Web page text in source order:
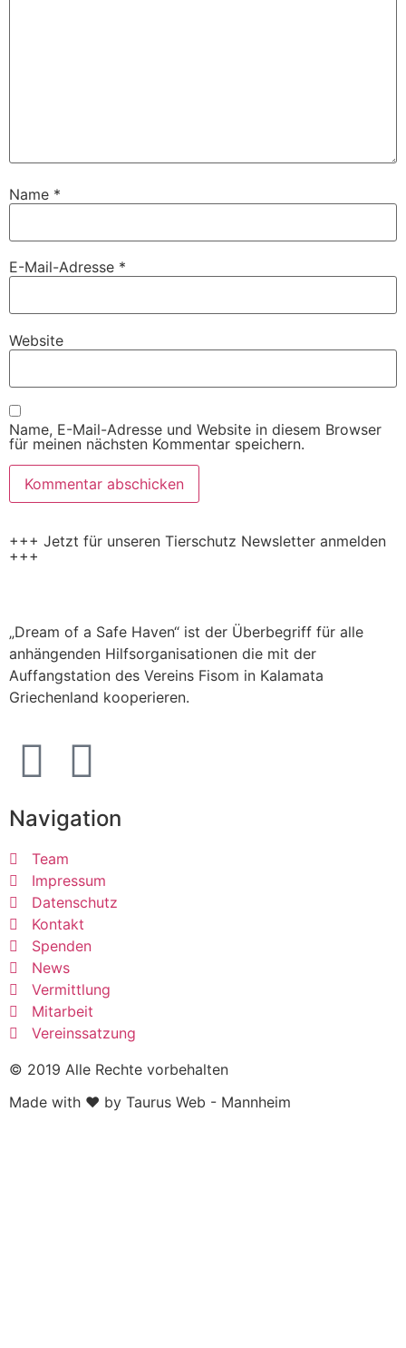
Name *
E-Mail-Adresse *
Website
Name, E-Mail-Adresse und Website in diesem Browser
für meinen nächsten Kommentar speichern.
+++ Jetzt für unseren Tierschutz Newsletter anmelden
+++
„Dream of a Safe Haven“ ist der Überbegriff für alle
anhängenden Hilfsorganisationen die mit der
Auffangstation des Vereins Fisom in Kalamata
Griechenland kooperieren.
Navigation
Team
Impressum
Datenschutz
Kontakt
Spenden
News
Vermittlung
Mitarbeit
Vereinssatzung
© 2019 Alle Rechte vorbehalten
Made with ❤ by Taurus Web - Mannheim